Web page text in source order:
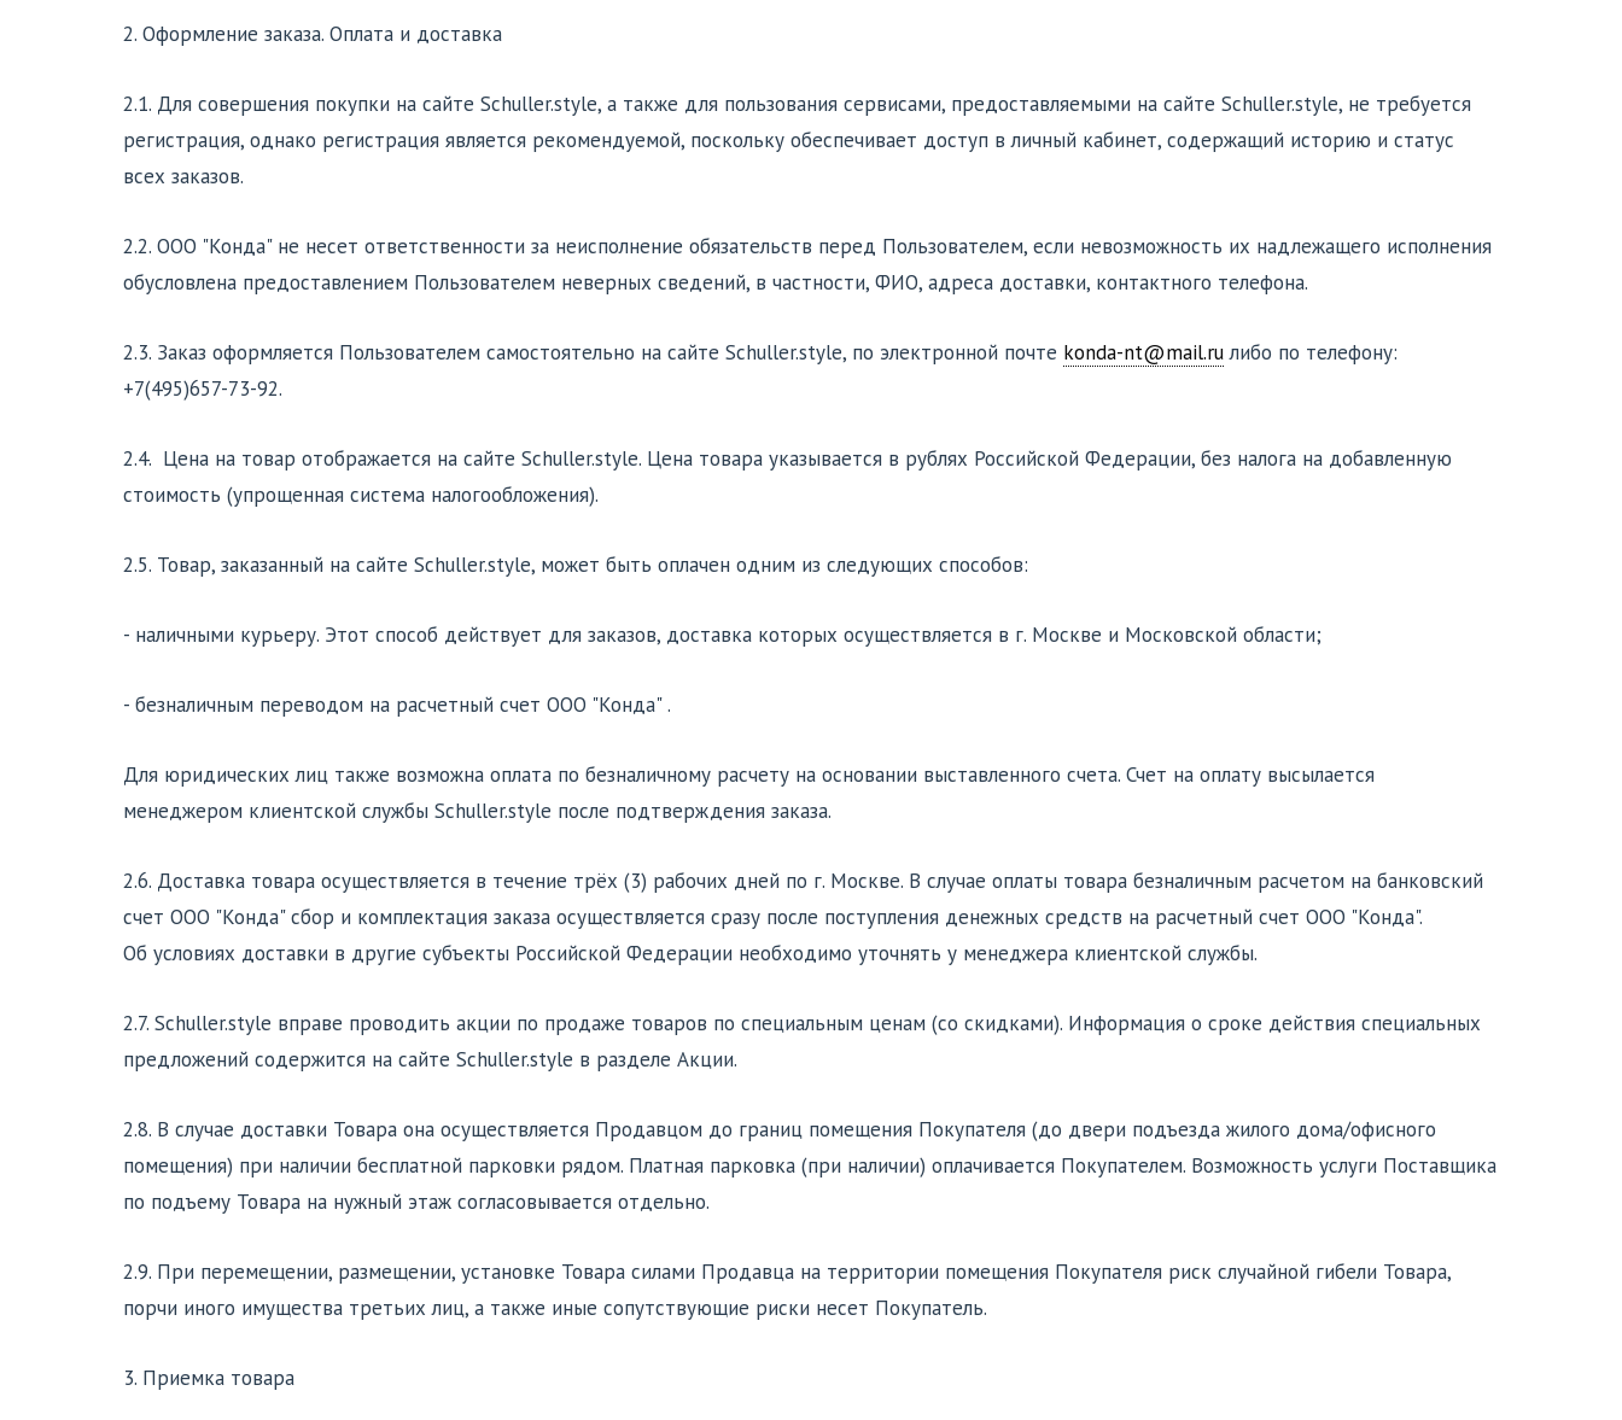
2. Оформление заказа. Оплата и доставка
2.1. Для совершения покупки на сайте Schuller.style, а также для пользования сервисами, предоставляемыми на сайте Schuller.style, не требуется
регистрация, однако регистрация является рекомендуемой, поскольку обеспечивает доступ в личный кабинет, содержащий историю и статус
всех заказов.
2.2. ООО "Конда" не несет ответственности за неисполнение обязательств перед Пользователем, если невозможность их надлежащего исполнения
обусловлена предоставлением Пользователем неверных сведений, в частности, ФИО, адреса доставки, контактного телефона.
2.3. Заказ оформляется Пользователем самостоятельно на сайте Schuller.style, по электронной почте konda-nt@mail.ruлибо по телефону:
+7(495)657-73-92.
2.4. Цена на товар отображается на сайте Schuller.style. Цена товара указывается в рублях Российской Федерации, без налога на добавленную
стоимость (упрощенная система налогообложения).
2.5. Товар, заказанный на сайте Schuller.style, может быть оплачен одним из следующих способов:
- наличными курьеру. Этот способ действует для заказов, доставка которых осуществляется в г. Москве и Московской области;
- безналичным переводом на расчетный счет ООО "Конда" .
Для юридических лиц также возможна оплата по безналичному расчету на основании выставленного счета. Счет на оплату высылается
менеджером клиентской службы Schuller.style после подтверждения заказа.
2.6. Доставка товара осуществляется в течение трёх (3) рабочих дней по г. Москве. В случае оплаты товара безналичным расчетом на банковский
счет ООО "Конда" сбор и комплектация заказа осуществляется сразу после поступления денежных средств на расчетный счет ООО "Конда".
Об условиях доставки в другие субъекты Российской Федерации необходимо уточнять у менеджера клиентской службы.
2.7. Schuller.style вправе проводить акции по продаже товаров по специальным ценам (со скидками). Информация о сроке действия специальных
предложений содержится на сайте Schuller.style в разделе Акции.
2.8. В случае доставки Товара она осуществляется Продавцом до границ помещения Покупателя (до двери подъезда жилого дома/офисного
помещения) при наличии бесплатной парковки рядом. Платная парковка (при наличии) оплачивается Покупателем. Возможность услуги Поставщика
по подъему Товара на нужный этаж согласовывается отдельно.
2.9. При перемещении, размещении, установке Товара силами Продавца на территории помещения Покупателя риск случайной гибели Товара,
порчи иного имущества третьих лиц, а также иные сопутствующие риски несет Покупатель.
3. Приемка товара